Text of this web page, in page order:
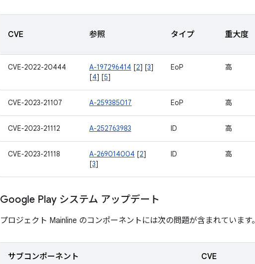
CVE 参照 タイプ 重大度
CVE-2022-20444 A-197296414 [2] [3]
[4] [5]
EoP 高
CVE-2023-21107 A-259385017 EoP 高
CVE-2023-21112 A-252763983 ID 高
CVE-2023-21118 A-269014004 [2]
[3]
ID 高
Google Play システム アップデート
プロジェクト Mainline のコンポーネントには次の問題が含まれています。
サブコンポーネント CVE